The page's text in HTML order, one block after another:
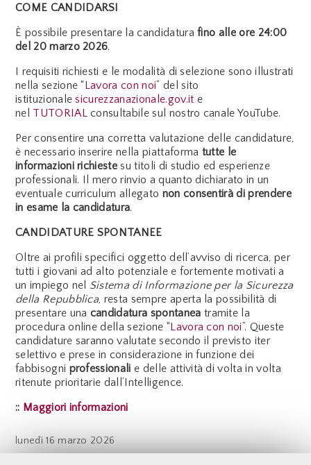
COME CANDIDARSI
È possibile presentare la candidaturafino alle ore 24:00
del 20 marzo 2026.
I requisiti richiesti e le modalità di selezione sono illustrati
nella sezione “Lavora con noi” del sito
istituzionalesicurezzanazionale.gov.it e
nel TUTORIALconsultabile sul nostro canale YouTube.
Per consentire una corretta valutazione delle candidature,
è necessario inserire nella piattaforma tutte le
informazioni richieste su titoli di studio ed esperienze
professionali. Il mero rinvio a quanto dichiarato in un
eventuale curriculum allegato non consentirà di prendere
in esame la candidatura.
CANDIDATURE SPONTANEE
Oltre ai profili specifici oggetto dell’avviso di ricerca, per
tutti i giovani ad alto potenziale e fortemente motivati a
un impiego nel Sistema di Informazione per la Sicurezza
della Repubblica, resta sempre aperta la possibilità di
presentare una candidatura spontanea tramite la
procedura online della sezione “Lavora con noi”. Queste
candidature saranno valutate secondo il previsto iter
selettivo e prese in considerazione in funzione dei
fabbisogni professionali e delle attività di volta in volta
ritenute prioritarie dall’Intelligence.
:: Maggiori informazioni
lunedì16 marzo 2026